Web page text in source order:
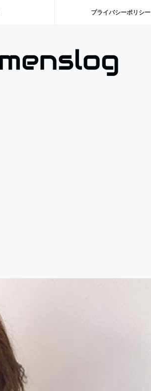
プライバシーポリシー